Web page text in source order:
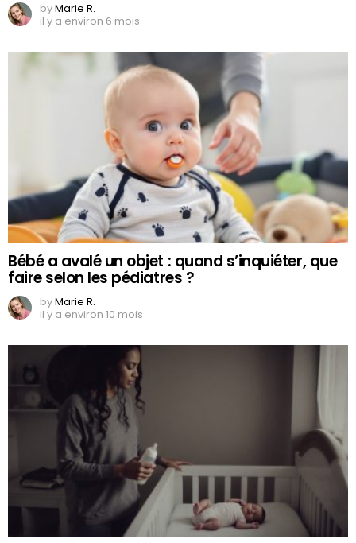
byMarie R.
il y a environ 6 mois
Bébé a avalé un objet : quand s’inquiéter, que
faire selon les pédiatres ?
byMarie R.
il y a environ 10 mois